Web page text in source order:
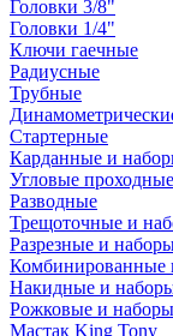
Головки 3/8"
Головки 1/4"
Ключи гаечные
Радиусные
Трубные
Стартерные
Карданные и
Угловые проходные
Разводные
Трещоточные и
Разрезные и
Комбинированные
Накидные и
Рожковые и
Мастак King Tony